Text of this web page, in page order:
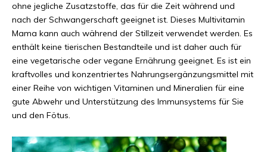
ohne jegliche Zusatzstoffe, das für die Zeit während und
nach der Schwangerschaft geeignet ist. Dieses Multivitamin
Mama kann auch während der Stillzeit verwendet werden. Es
enthält keine tierischen Bestandteile und ist daher auch für
eine vegetarische oder vegane Ernährung geeignet. Es ist ein
kraftvolles und konzentriertes Nahrungsergänzungsmittel mit
einer Reihe von wichtigen Vitaminen und Mineralien für eine
gute Abwehr und Unterstützung des Immunsystems für Sie
und den Fötus.